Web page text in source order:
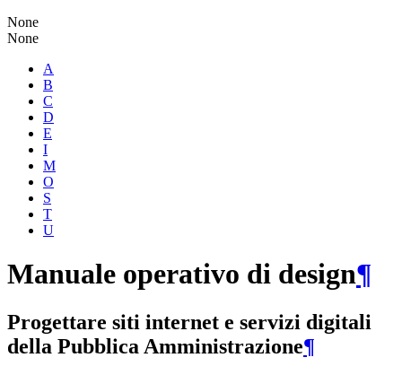
None
None
A
B
C
D
E
I
M
O
S
T
U
Manuale operativo di design¶
Progettare siti internet e servizi digitali
della Pubblica Amministrazione¶